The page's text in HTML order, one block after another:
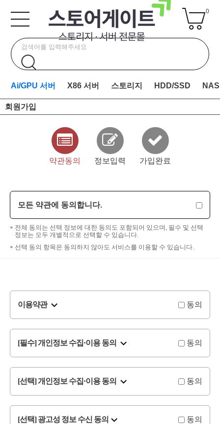
0
Ai/GPU 서버 X86 서버 스토리지 HDD/SSD NAS
회원가입
약관동의 정보입력 가입완료
모든 약관에 동의합니다.
전체 동의는 선택 정보에 대한 동의도 포함되어 있으며, 필수 및 선택
정보는 모두 개별적으로 선택할 수 있습니다.
선택 동의 항목은 동의하지 않아도 서비스를 이용할 수 있습니다.
이용약관 동의
[필수] 개인정보 수집·이용 동의 동의
[선택] 개인정보 수집·이용 동의 동의
[선택] 광고성 정보 수신 동의 동의